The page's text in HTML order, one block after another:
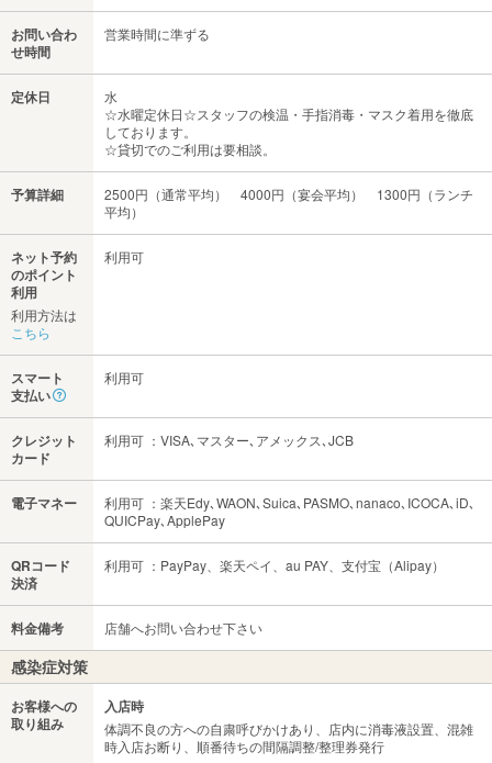
お問い合わ
せ時間
営業時間に準ずる
定休日
水
☆水曜定休日☆スタッフの検温・手指消毒・マスク着用を徹底
しております。
☆貸切でのご利用は要相談。
予算詳細
2500円（通常平均） 4000円（宴会平均） 1300円（ランチ
平均）
ネット予約
のポイント
利用
利用方法は
こちら
利用可
スマート
支払い
利用可
クレジット
カード
利用可 ：VISA､マスター､アメックス､JCB
電子マネー
利用可 ：楽天Edy､WAON､Suica､PASMO､nanaco､ICOCA､iD､
QUICPay､ApplePay
QRコード
決済
利用可 ：PayPay、楽天ペイ、au PAY、支付宝（Alipay）
料金備考 店舗へお問い合わせ下さい
感染症対策
お客様への
取り組み
入店時
体調不良の方への自粛呼びかけあり、店内に消毒液設置、混雑
時入店お断り、順番待ちの間隔調整/整理券発行